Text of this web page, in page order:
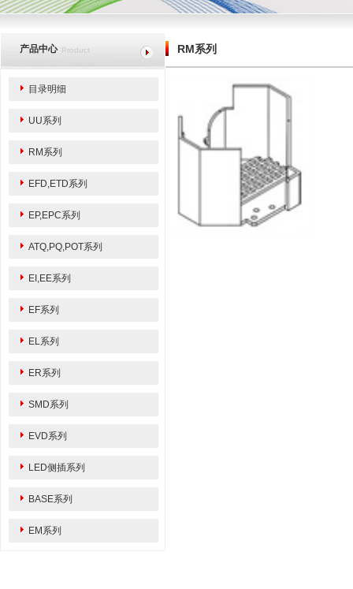
产品中心 Product
目录明细
UU系列
RM系列
EFD,ETD系列
EP,EPC系列
ATQ,PQ,POT系列
EI,EE系列
EF系列
EL系列
ER系列
SMD系列
EVD系列
LED侧插系列
BASE系列
EM系列
RM系列